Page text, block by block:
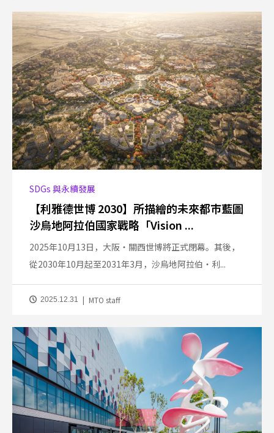
SDGs 與永續發展
【利雅德世博 2030】所描繪的未來都市藍圖
沙烏地阿拉伯國家戰略「Vision ...
2025年10月13日，大阪・關西世博將正式閉幕。其後，
從2030年10月起至2031年3月，沙烏地阿拉伯・利...
2025.12.31 MTO staff